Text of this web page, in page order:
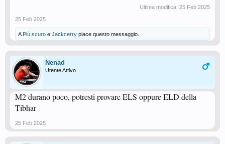
Ultima modifica: 25 Feb 2025
25 Feb 2025
A Più scuro e Jackcerry piace questo messaggio.
Nenad
Utente Attivo
M2 durano poco, potresti provare ELS oppure ELD della
Tibhar
25 Feb 2025